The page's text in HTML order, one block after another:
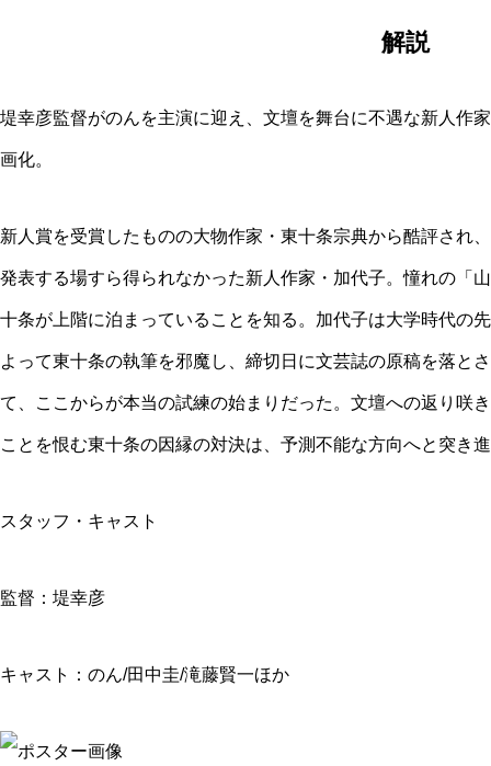
解説
堤幸彦監督がのんを主演に迎え、文壇を舞台に不遇な新人作
画化。
新人賞を受賞したものの大物作家・東十条宗典から酷評され
発表する場すら得られなかった新人作家・加代子。憧れの「
十条が上階に泊まっていることを知る。加代子は大学時代の
よって東十条の執筆を邪魔し、締切日に文芸誌の原稿を落と
て、ここからが本当の試練の始まりだった。文壇への返り咲
ことを恨む東十条の因縁の対決は、予測不能な方向へと突き
スタッフ・キャスト
監督：堤幸彦
キャスト：のん/田中圭/滝藤賢一ほか